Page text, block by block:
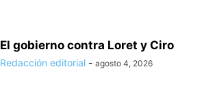
El gobierno contra Loret y Ciro
Redacción editorial - agosto 4, 2026